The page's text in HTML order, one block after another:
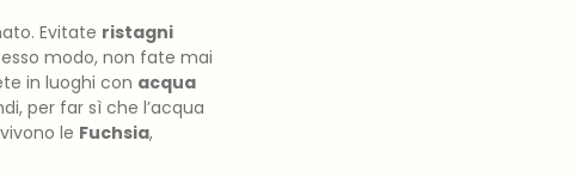
Evitate ristagni
modo, non fate mai
in luoghi con acqua
per far sì che l’acqua
le Fuchsia,